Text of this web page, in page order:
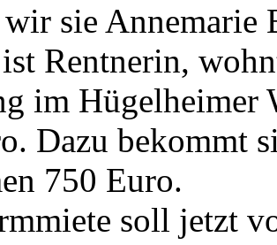
sie Annemarie
Rentnerin,
im Hügelheimer
Dazu bekommt
750 Euro.
soll jetzt